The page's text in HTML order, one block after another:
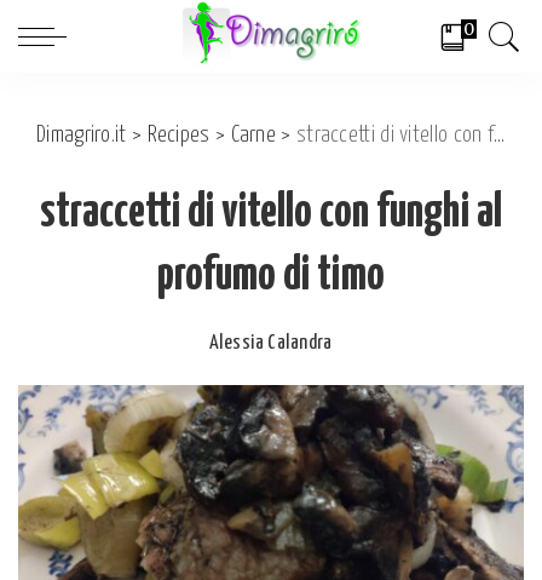
0
Dimagriro.it > Recipes > Carne > straccetti di vitello con funghi al profumo di timo
straccetti di vitello con funghi al
profumo di timo
Posted
Alessia Calandra